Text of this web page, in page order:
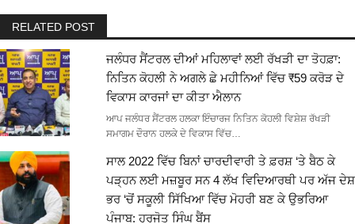
RELATED POST
ਜਲੰਧਰ ਸੈਂਟਰਲ ਦੀਆਂ ਮਹਿਲਾਵਾਂ ਲਈ ਰੱਖੜੀ ਦਾ ਤੋਹਫ਼ਾ:
ਨਿਤਿਨ ਕੋਹਲੀ ਨੇ ਅਗਲੇ ਛੇ ਮਹੀਨਿਆਂ ਵਿੱਚ ₹59 ਕਰੋੜ ਦੇ
ਵਿਕਾਸ ਕਾਰਜਾਂ ਦਾ ਕੀਤਾ ਐਲਾਨ
ਆਪ ਜਲੰਧਰ ਸੈਂਟਰਲ ਹਲਕਾ ਇੰਚਾਰਜ ਨਿਤਿਨ ਕੋਹਲੀ ਵਿਸ਼ੇਸ਼ ਰੱਖੜੀ
ਸਮਾਗਮ ਦੌਰਾਨ ਹਲਕੇ ਦੇ ਵਿਕਾਸ ਵਿੱਚ…
ਸਾਲ 2022 ਵਿੱਚ ਬਿਨਾਂ ਚਾਰਦੀਵਾਰੀ ਤੇ ਫ਼ਰਸ਼ ‘ਤੇ ਬੈਠ ਕੇ
ਪੜ੍ਹਨ ਲਈ ਮਜ਼ਬੂਰ ਸਨ 4 ਲੱਖ ਵਿਦਿਆਰਥੀ ਪਰ ਅੱਜ ਦੇਸ਼
ਭਰ ‘ਚੋਂ ਸਕੂਲੀ ਸਿੱਖਿਆ ਵਿੱਚ ਮੋਹਰੀ ਬਣ ਕੇ ਉਭਰਿਆ
ਪੰਜਾਬ: ਹਰਜੋਤ ਸਿੰਘ ਬੈਂਸ